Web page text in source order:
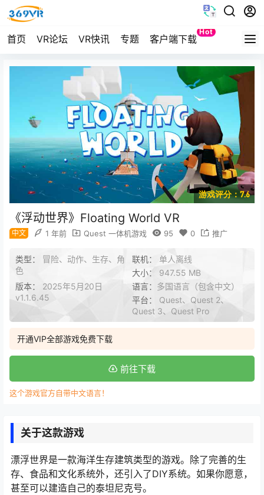
首页 VR论坛 VR快讯 专题 客户端下载
Hot
Quest
游戏评分：7.6
《浮动世界》Floating World VR
中文 1 年前 Quest 一体机游戏 95 0 推广
类型： 冒险、动作、生存、角
色
联机： 单人离线
大小： 947.55 MB
版本： 2025年5月20日
v1.1.6.45
语言： 多国语言（包含中文）
平台： Quest、Quest 2、
Quest 3、Quest Pro
开通VIP全部游戏免费下载
前往下载
这个游戏官方自带中文语言！
关于这款游戏
漂浮世界是一款海洋生存建筑类型的游戏。除了完善的生
存、食品和文化系统外，还引入了DIY系统。如果你愿意，
甚至可以建造自己的泰坦尼克号。